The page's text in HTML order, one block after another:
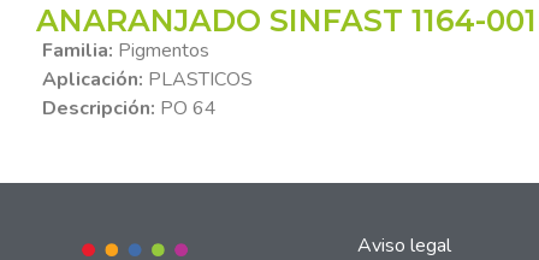
ANARANJADO SINFAST 1164-001
Familia: Pigmentos
Aplicación: PLASTICOS
Descripción: PO 64
Aviso legal